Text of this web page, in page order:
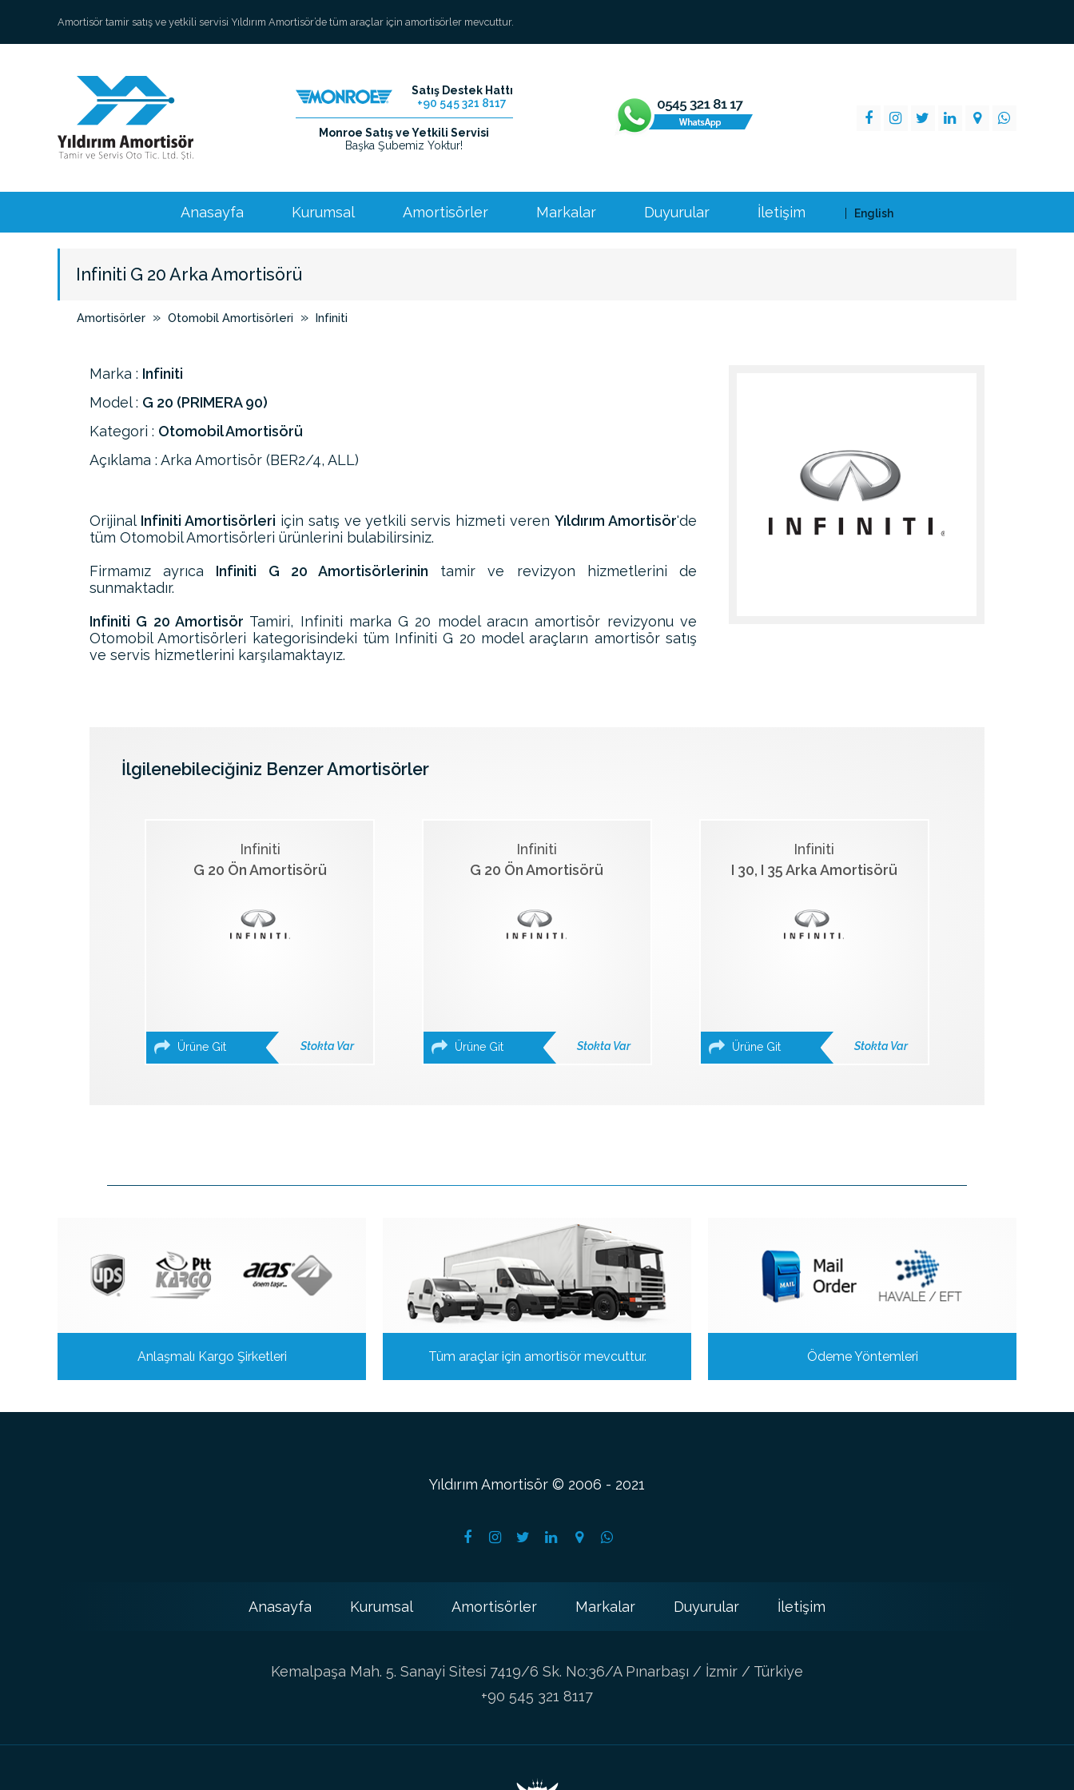
Amortisör tamir satış ve yetkili servisi Yıldırım Amortisör’de tüm araçlar için amortisörler mevcuttur.
Satış Destek Hattı
+90 545 321 8117
Monroe Satış ve Yetkili Servisi
Başka Şubemiz Yoktur!
Anasayfa Kurumsal Amortisörler Markalar Duyurular İletişim English
Infiniti G 20 Arka Amortisörü
Amortisörler » Otomobil Amortisörleri » Infiniti
Marka : Infiniti
Model : G 20 (PRIMERA 90)
Kategori : Otomobil Amortisörü
Açıklama : Arka Amortisör (BER2/4, ALL)
Orijinal Infiniti Amortisörleri için satış ve yetkili servis hizmeti verenYıldırım Amortisör'de
tüm Otomobil Amortisörleri ürünlerini bulabilirsiniz.
Firmamız ayrıca Infiniti G 20 Amortisörlerinin tamir ve revizyon hizmetlerini de
sunmaktadır.
Infiniti G 20 Amortisör Tamiri, Infiniti marka G 20 model aracın amortisör revizyonu ve
Otomobil Amortisörleri kategorisindeki tüm Infiniti G 20 model araçların amortisör satış
ve servis hizmetlerini karşılamaktayız.
İlgilenebileciğiniz Benzer Amortisörler
Infiniti
G 20 Ön Amortisörü
Ürüne Git Stokta Var
Infiniti
G 20 Ön Amortisörü
Ürüne Git Stokta Var
Infiniti
I 30, I 35 Arka Amortisörü
Ürüne Git Stokta Var
Anlaşmalı Kargo Şirketleri Tüm araçlar için amortisör mevcuttur. Ödeme Yöntemleri
Yıldırım Amortisör © 2006 - 2021
Anasayfa Kurumsal Amortisörler Markalar Duyurular İletişim
Kemalpaşa Mah. 5. Sanayi Sitesi 7419/6 Sk. No:36/A Pınarbaşı / İzmir / Türkiye
+90 545 321 8117